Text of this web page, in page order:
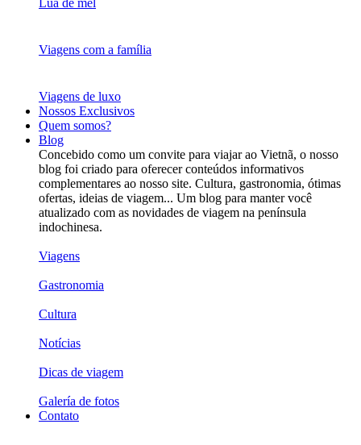
Lua de mel
Viagens com a família
Viagens de luxo
Nossos Exclusivos
Quem somos?
Blog
Concebido como um convite para viajar ao Vietnã, o nosso
blog foi criado para oferecer conteúdos informativos
complementares ao nosso site. Cultura, gastronomia, ótimas
ofertas, ideias de viagem... Um blog para manter você
atualizado com as novidades de viagem na península
indochinesa.
Viagens
Gastronomia
Cultura
Notícias
Dicas de viagem
Galería de fotos
Contato